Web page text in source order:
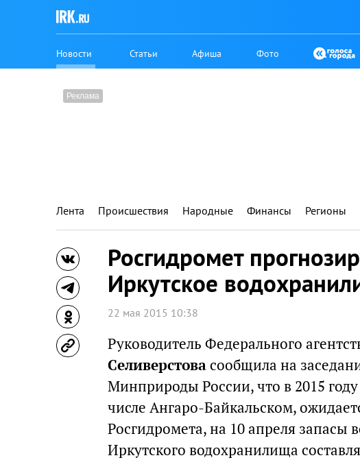
Новости Статьи Афиша Фото
Лента Происшествия Народные Финансы Регионы
Росгидромет
Иркутское
22 мая 2015 10:38
Руководитель Федерального
Селиверстовасообщила на
Минприроды России, что в 2015
числе Ангаро-Байкальском,
Росгидромета, на 10 апреля запасы
Иркутского водохранилища